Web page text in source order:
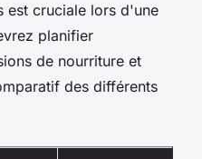
est cruciale lors d'une
planifier
de nourriture et
des différents